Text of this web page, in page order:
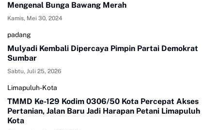
Mengenal Bunga Bawang Merah
Kamis, Mei 30, 2024
padang
Mulyadi Kembali Dipercaya Pimpin Partai Demokrat
Sumbar
Sabtu, Juli 25, 2026
Limapuluh-Kota
TMMD Ke-129 Kodim 0306/50 Kota Percepat Akses
Pertanian, Jalan Baru Jadi Harapan Petani Limapuluh
Kota